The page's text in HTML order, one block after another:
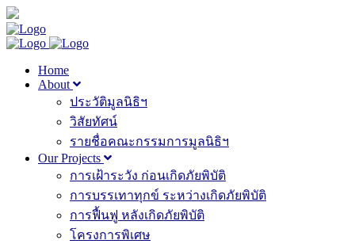
Home
About
ประวัติมูลนิธิฯ
วิสัยทัศน์
รายชื่อคณะกรรมการมูลนิธิฯ
Our Projects
การเฝ้าระวัง ก่อนเกิดภัยพิบัติ
การบรรเทาทุกข์ ระหว่างเกิดภัยพิบัติ
การฟื้นฟู หลังเกิดภัยพิบัติ
โครงการพิเศษ